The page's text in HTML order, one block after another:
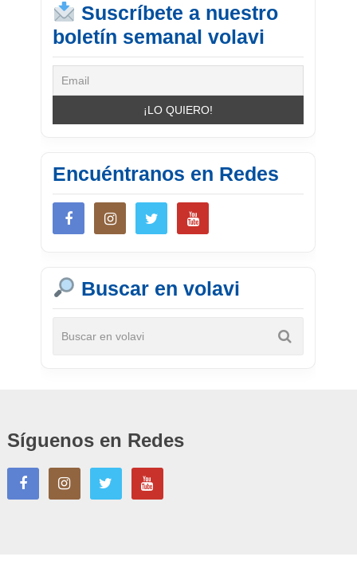
Suscríbete a nuestro
boletín semanal volavi
Encuéntranos en Redes
Buscar en volavi
Síguenos en Redes